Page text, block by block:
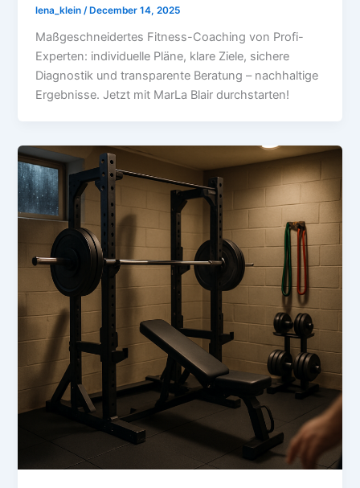
lena_klein /December 14, 2025
Maßgeschneidertes Fitness-Coaching von Profi-
Experten: individuelle Pläne, klare Ziele, sichere
Diagnostik und transparente Beratung – nachhaltige
Ergebnisse. Jetzt mit MarLa Blair durchstarten!